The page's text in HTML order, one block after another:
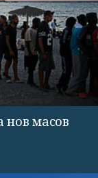
нов масов